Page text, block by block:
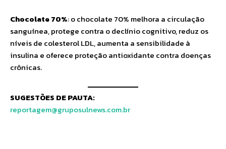
Chocolate 70%: o chocolate 70% melhora a circulação
sanguínea, protege contra o declínio cognitivo, reduz os
níveis de colesterol LDL, aumenta a sensibilidade à
insulina e oferece proteção antioxidante contra doenças
crônicas.
SUGESTÕES DE PAUTA:
reportagem@gruposulnews.com.br